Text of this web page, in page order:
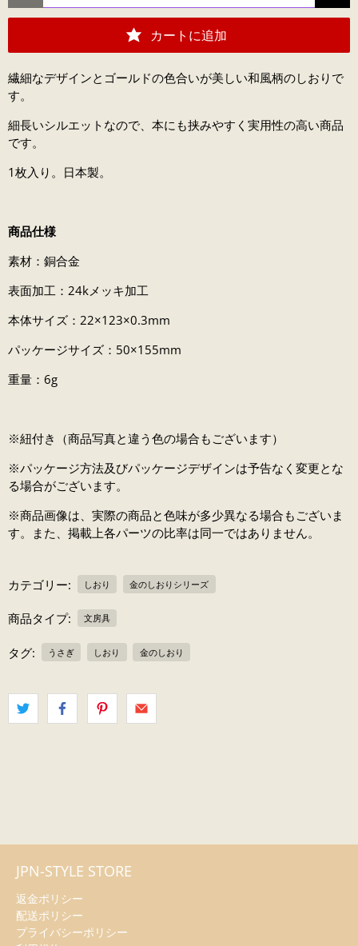
カートに追加
繊細なデザインとゴールドの色合いが美しい和風柄のしおりで
す。
細長いシルエットなので、本にも挟みやすく実用性の高い商品
です。
1枚入り。日本製。
商品仕様
素材：銅合金
表面加工：24kメッキ加工
本体サイズ：22×123×0.3mm
パッケージサイズ：50×155mm
重量：6g
※紐付き（商品写真と違う色の場合もございます）
※パッケージ方法及びパッケージデザインは予告なく変更とな
る場合がございます。
※商品画像は、実際の商品と色味が多少異なる場合もございま
す。また、掲載上各パーツの比率は同一ではありません。
カテゴリー: しおり 金のしおりシリーズ
商品タイプ: 文房具
タグ: うさぎ しおり 金のしおり
JPN-STYLE STORE
返金ポリシー
配送ポリシー
プライバシーポリシー